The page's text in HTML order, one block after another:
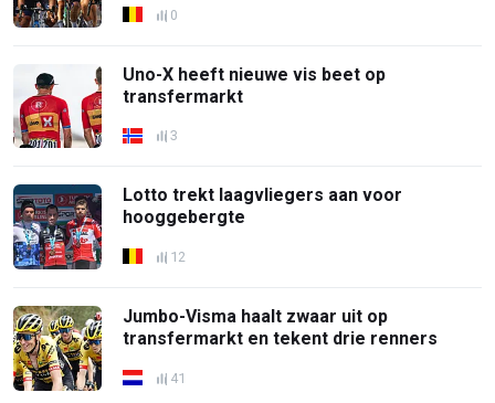
0
Uno-X heeft nieuwe vis beet op
transfermarkt
3
Lotto trekt laagvliegers aan voor
hooggebergte
12
Jumbo-Visma haalt zwaar uit op
transfermarkt en tekent drie renners
41